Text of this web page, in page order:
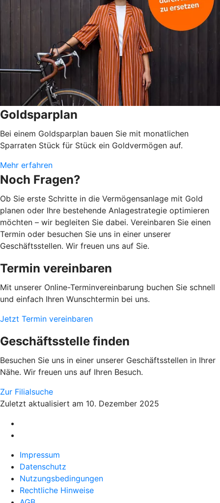
Goldsparplan
Bei einem Goldsparplan bauen Sie mit monatlichen
Sparraten Stück für Stück ein Goldvermögen auf.
Mehr erfahren
Noch Fragen?
Ob Sie erste Schritte in die Vermögensanlage mit Gold
planen oder Ihre bestehende Anlagestrategie optimieren
möchten – wir begleiten Sie dabei. Vereinbaren Sie einen
Termin oder besuchen Sie uns in einer unserer
Geschäftsstellen. Wir freuen uns auf Sie.
Termin vereinbaren
Mit unserer Online-Terminvereinbarung buchen Sie schnell
und einfach Ihren Wunschtermin bei uns.
Jetzt Termin vereinbaren
Geschäftsstelle finden
Besuchen Sie uns in einer unserer Geschäftsstellen in Ihrer
Nähe. Wir freuen uns auf Ihren Besuch.
Zur Filialsuche
Zuletzt aktualisiert am 10. Dezember 2025
Impressum
Datenschutz
Nutzungsbedingungen
Rechtliche Hinweise